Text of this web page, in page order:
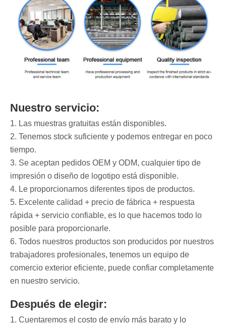
Nuestro servicio:
1. Las muestras gratuitas están disponibles.
2. Tenemos stock suficiente y podemos entregar en poco
tiempo.
3. Se aceptan pedidos OEM y ODM, cualquier tipo de
impresión o diseño de logotipo está disponible.
4. Le proporcionamos diferentes tipos de productos.
5. Excelente calidad + precio de fábrica + respuesta
rápida + servicio confiable, es lo que hacemos todo lo
posible para proporcionarle.
6. Todos nuestros productos son producidos por nuestros
trabajadores profesionales, tenemos un equipo de
comercio exterior eficiente, puede confiar completamente
en nuestro servicio.
Después de elegir:
1. Cuentaremos el costo de envío más barato y lo